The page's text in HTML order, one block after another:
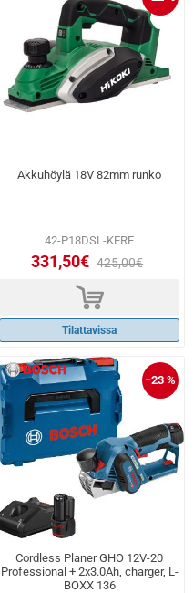
Akkuhöylä 18V 82mm runko
42-P18DSL-KERE
331,50€ 425,00€
d
Tilattavissa
−23 %
Cordless Planer GHO 12V-20
Professional + 2x3.0Ah, charger, L-
BOXX 136